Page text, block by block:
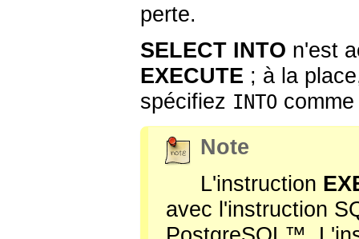
perte.
SELECT INTO n'est
EXECUTE ; à la
spécifiez INTO
Note
L'instruction
avec l'instruction